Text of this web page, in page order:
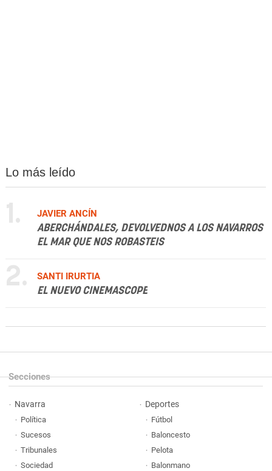
Lo más leído
1.
JAVIER ANCÍN
ABERCHÁNDALES, DEVOLVEDNOS A LOS NAVARROS
EL MAR QUE NOS ROBASTEIS
2.
SANTI IRURTIA
EL NUEVO CINEMASCOPE
Secciones
Navarra
Política
Sucesos
Tribunales
Sociedad
Deportes
Fútbol
Baloncesto
Pelota
Balonmano